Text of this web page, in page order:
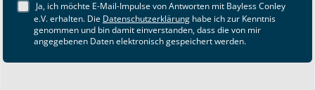
Ja, ich möchte E-Mail-Impulse von Antworten mit Bayless Conley
e.V. erhalten. Die Datenschutzerklärung habe ich zur Kenntnis
genommen und bin damit einverstanden, dass die von mir
angegebenen Daten elektronisch gespeichert werden.